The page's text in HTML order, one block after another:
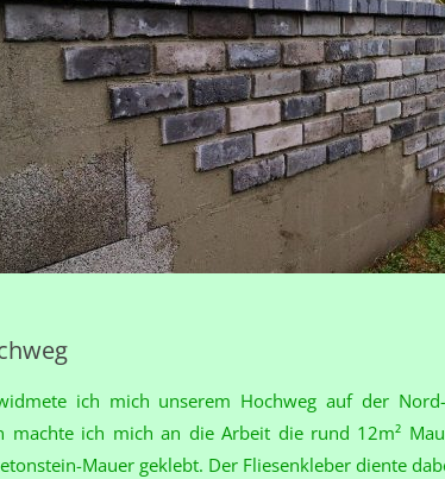
ich mich unserem Hochweg auf der
machte ich mich an die Arbeit die rund 12m²
Mauer geklebt. Der Fliesenkleber diente